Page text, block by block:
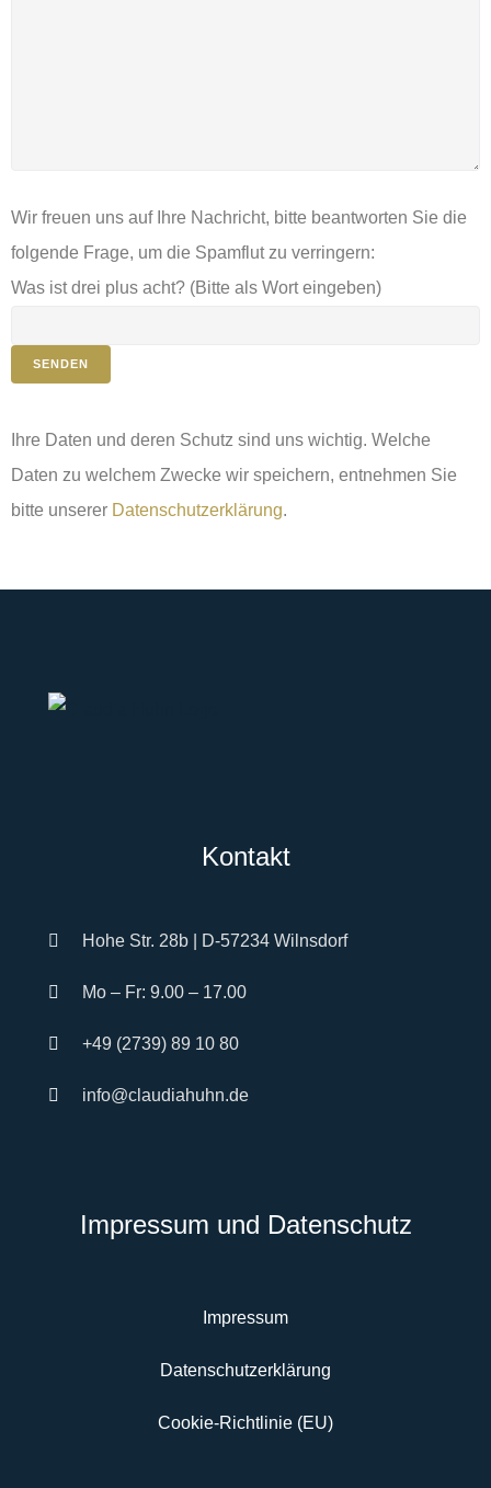
l
d
l
e
r
Wir freuen uns auf Ihre Nachricht, bitte beantworten Sie die
folgende Frage, um die Spamflut zu verringern:
Was ist drei plus acht? (Bitte als Wort eingeben)
Ihre Daten und deren Schutz sind uns wichtig. Welche
Daten zu welchem Zwecke wir speichern, entnehmen Sie
bitte unserer Datenschutzerklärung.
Kontakt
Hohe Str. 28b | D-57234 Wilnsdorf
Mo – Fr: 9.00 – 17.00
+49 (2739) 89 10 80
info@claudiahuhn.de
Impressum und Datenschutz
Impressum
Datenschutzerklärung
Cookie-Richtlinie (EU)